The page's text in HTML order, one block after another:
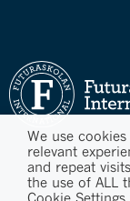
We use
relevant
and repeat
the use of ALL
Cookie